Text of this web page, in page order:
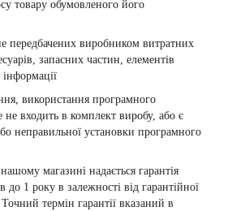
товару обумовленого його
передбачених виробником витратних
запасних частин, елементів
використання програмного
не входить в комплект виробу, або є
неправильної установки програмного
магазині надається гарантія
до 1 року в залежності від гарантійної
термін гарантії вказаний в